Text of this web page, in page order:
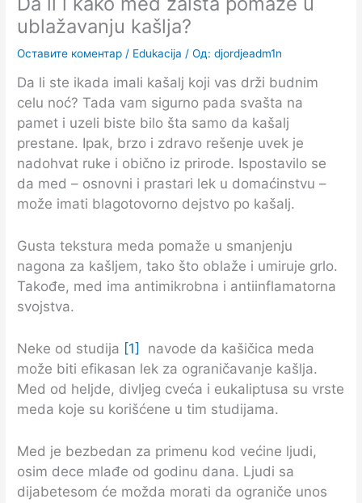
ublažavanju kašlja?
Оставите коментар / Edukacija / Од: djordjeadm1n
Da li ste ikada imali kašalj koji vas drži budnim
celu noć? Tada vam sigurno pada svašta na
pamet i uzeli biste bilo šta samo da kašalj
prestane. Ipak, brzo i zdravo rešenje uvek je
nadohvat ruke i obično iz prirode. Ispostavilo se
da med – osnovni i prastari lek u domaćinstvu –
može imati blagotovorno dejstvo po kašalj.
Gusta tekstura meda pomaže u smanjenju
nagona za kašljem, tako što oblaže i umiruje grlo.
Takođe, med ima antimikrobna i antiinflamatorna
svojstva.
Neke od studija [1]
navode da kašičica meda
može biti efikasan lek za ograničavanje kašlja.
Med od heljde, divljeg cveća i eukaliptusa su vrste
meda koje su korišćene u tim studijama.
Med je bezbedan za primenu kod većine ljudi,
osim dece mlađe od godinu dana. Ljudi sa
dijabetesom će možda morati da ograniče unos